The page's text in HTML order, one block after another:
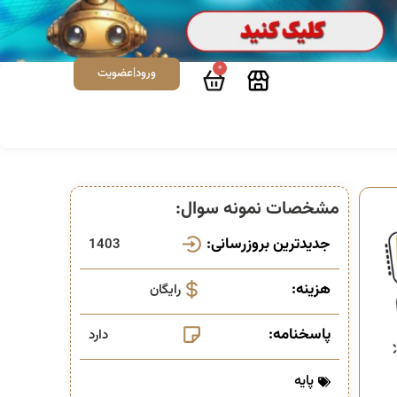
0 ورود|عضویت
مشخصات نمونه سوال:
جدیدترین بروزرسانی: 1403
هزینه: رایگان
پاسخنامه: دارد
پایه